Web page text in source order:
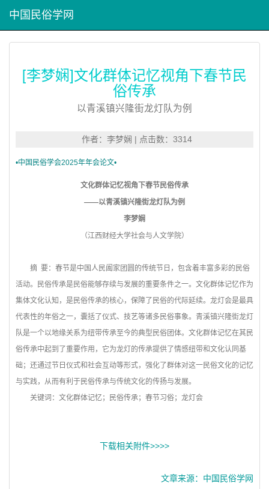
中国民俗学网
[李梦娴]文化群体记忆视角下春节民
俗传承
以青溪镇兴隆街龙灯队为例
作者：李梦娴 | 点击数：3314
•中国民俗学会2025年年会论文•
文化群体记忆视角下春节民俗传承
——以青溪镇兴隆街龙灯队为例
李梦娴
（江西财经大学社会与人文学院）
摘 要：春节是中国人民阖家团圆的传统节日，包含着丰富多彩的民俗
活动。民俗传承是民俗能够存续与发展的重要条件之一。文化群体记忆作为
集体文化认知，是民俗传承的核心，保障了民俗的代际延续。龙灯会是最具
代表性的年俗之一，囊括了仪式、技艺等诸多民俗事象。青溪镇兴隆街龙灯
队是一个以地缘关系为纽带传承至今的典型民俗团体。文化群体记忆在其民
俗传承中起到了重要作用，它为龙灯的传承提供了情感纽带和文化认同基
础；还通过节日仪式和社会互动等形式，强化了群体对这一民俗文化的记忆
与实践，从而有利于民俗传承与传统文化的传扬与发展。
关键词：文化群体记忆；民俗传承；春节习俗；龙灯会
下载相关附件>>>>
文章来源：中国民俗学网